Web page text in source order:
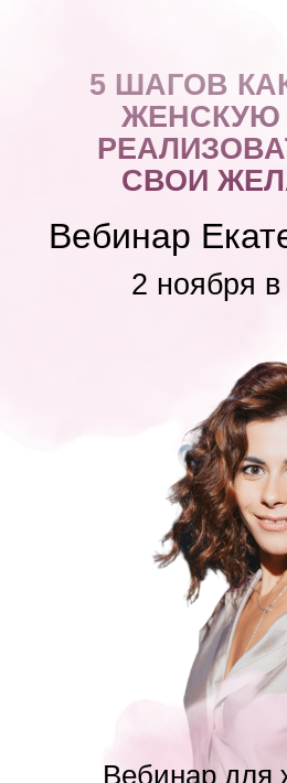
5 ШАГОВ
ЖЕНСКУЮ
СВОИ
2 ноября
Вебинар для
Вебинар